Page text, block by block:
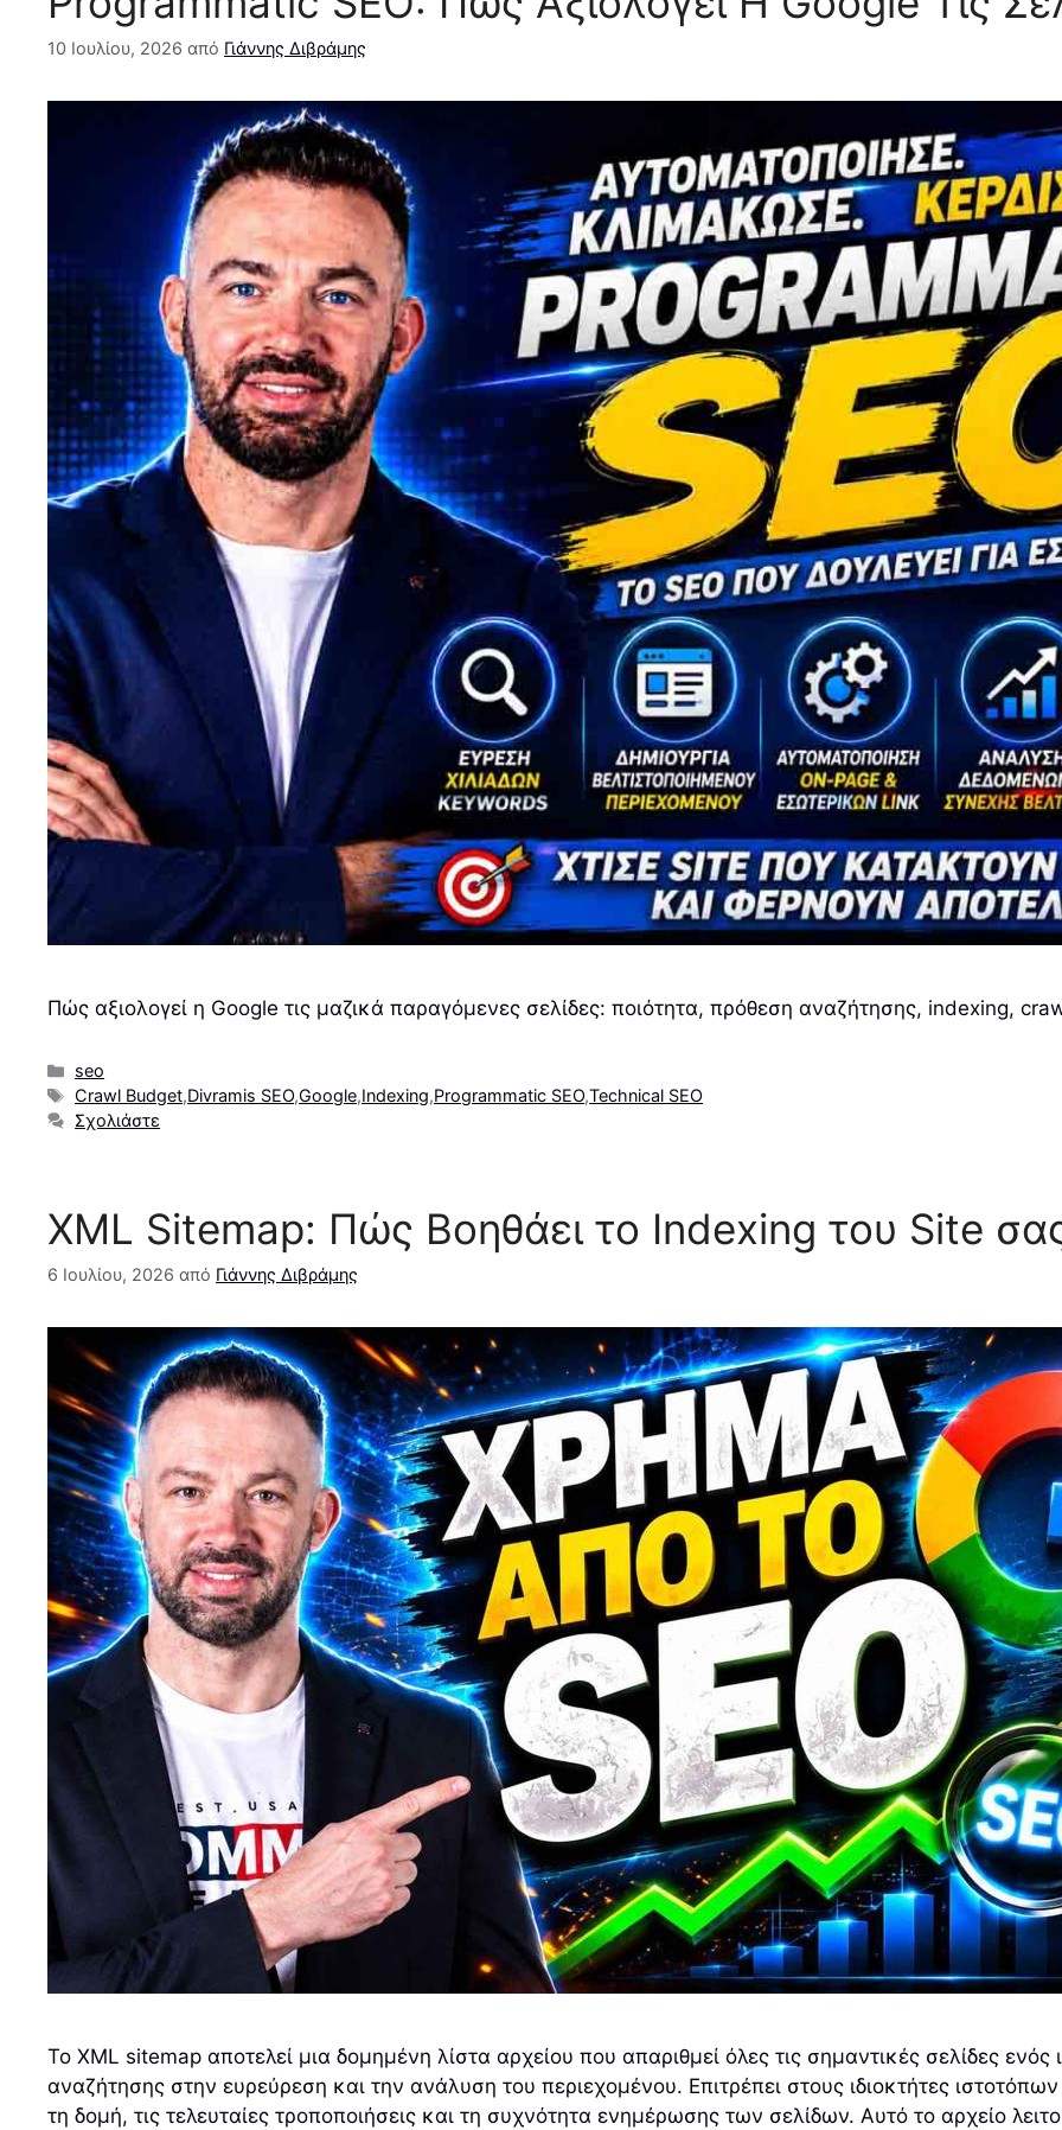
10 Ιουλίου, 2026 από Γιάννης Διβράμης
Πώς αξιολογεί η Google τις μαζικά παραγόμενες σελίδες: ποιότητα, πρόθεση αναζήτησης, indexing,
Κατηγορίες
seo
Ετικέτες
Crawl Budget,Divramis SEO,Google,Indexing,Programmatic SEO,Technical SEO
Σχολιάστε
XML Sitemap: Πώς Βοηθάει το Indexing του Site
6 Ιουλίου, 2026 από Γιάννης Διβράμης
Το XML sitemap αποτελεί μια δομημένη λίστα αρχείου που απαριθμεί όλες τις σημαντικές σελίδες
αναζήτησης στην ευρεύρεση και την ανάλυση του περιεχομένου. Επιτρέπει στους ιδιοκτήτες
τη δομή, τις τελευταίες τροποποιήσεις και τη συχνότητα ενημέρωσης των σελίδων. Αυτό το αρχείο